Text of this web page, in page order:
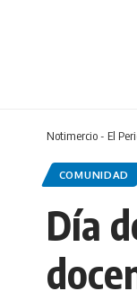
Notimercio - El
COMUNIDAD
Día